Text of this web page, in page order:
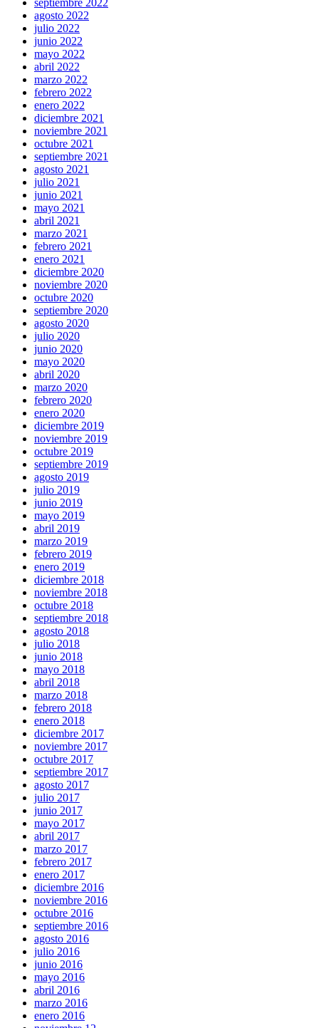
agosto 2022
julio 2022
junio 2022
mayo 2022
abril 2022
marzo 2022
febrero 2022
enero 2022
diciembre 2021
noviembre 2021
octubre 2021
septiembre 2021
agosto 2021
julio 2021
junio 2021
mayo 2021
abril 2021
marzo 2021
febrero 2021
enero 2021
diciembre 2020
noviembre 2020
octubre 2020
septiembre 2020
agosto 2020
julio 2020
junio 2020
mayo 2020
abril 2020
marzo 2020
febrero 2020
enero 2020
diciembre 2019
noviembre 2019
octubre 2019
septiembre 2019
agosto 2019
julio 2019
junio 2019
mayo 2019
abril 2019
marzo 2019
febrero 2019
enero 2019
diciembre 2018
noviembre 2018
octubre 2018
septiembre 2018
agosto 2018
julio 2018
junio 2018
mayo 2018
abril 2018
marzo 2018
febrero 2018
enero 2018
diciembre 2017
noviembre 2017
octubre 2017
septiembre 2017
agosto 2017
julio 2017
junio 2017
mayo 2017
abril 2017
marzo 2017
febrero 2017
enero 2017
diciembre 2016
noviembre 2016
octubre 2016
septiembre 2016
agosto 2016
julio 2016
junio 2016
mayo 2016
abril 2016
marzo 2016
enero 2016